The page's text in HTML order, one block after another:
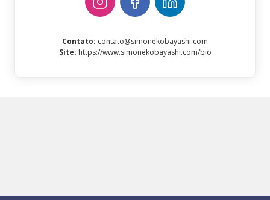
Contato: contato@simonekobayashi.com
Site: https://www.simonekobayashi.com/bio